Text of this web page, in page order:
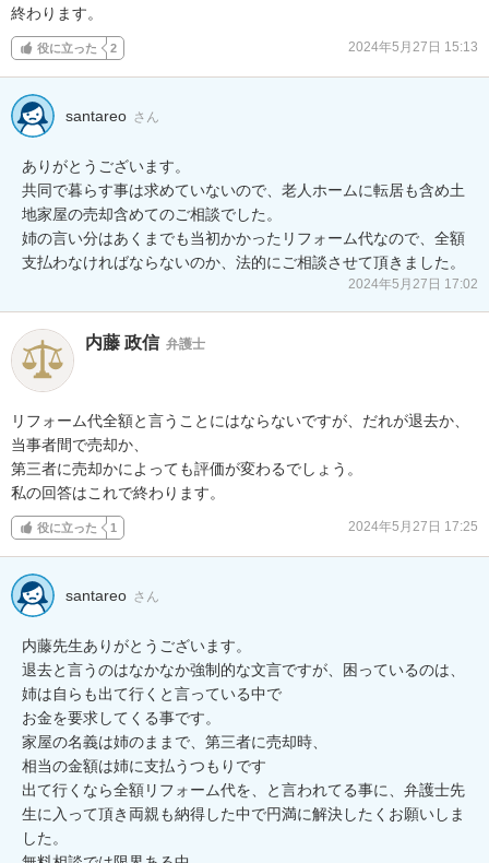
終わります。
役に立った 2 2024年5月27日 15:13
santareo さん
ありがとうございます。
共同で暮らす事は求めていないので、老人ホームに転居も含め土
地家屋の売却含めてのご相談でした。
姉の言い分はあくまでも当初かかったリフォーム代なので、全額
支払わなければならないのか、法的にご相談させて頂きました。
2024年5月27日 17:02
内藤 政信 弁護士
リフォーム代全額と言うことにはならないですが、だれが退去か、
当事者間で売却か、
第三者に売却かによっても評価が変わるでしょう。
私の回答はこれで終わります。
役に立った 1 2024年5月27日 17:25
santareo さん
内藤先生ありがとうございます。
退去と言うのはなかなか強制的な文言ですが、困っているのは、
姉は自らも出て行くと言っている中で
お金を要求してくる事です。
家屋の名義は姉のままで、第三者に売却時、
相当の金額は姉に支払うつもりです
出て行くなら全額リフォーム代を、と言われてる事に、弁護士先
生に入って頂き両親も納得した中で円満に解決したくお願いしま
した。